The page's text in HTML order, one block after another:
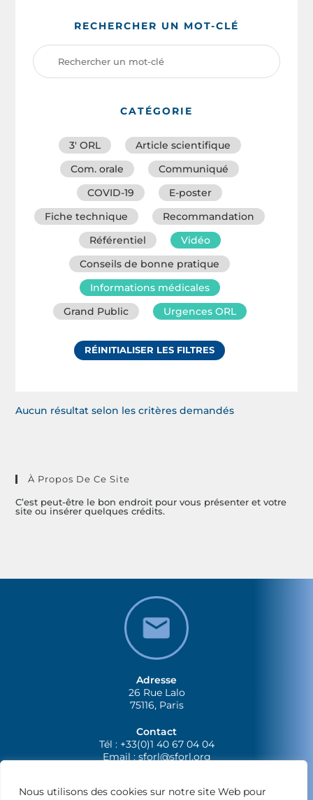
Nous utilisons des cookies sur notre site Web pour
RECHERCHER UN MOT-CLÉ
CATÉGORIE
3′ ORL
Article scientifique
Com. orale
Communiqué
COVID-19
E-poster
Fiche technique
Recommandation
Référentiel
Vidéo
Conseils de bonne pratique
Informations médicales
Grand Public
Urgences ORL
RÉINITIALISER LES FILTRES
Aucun résultat selon les critères demandés
À Propos De Ce Site
C’est peut-être le bon endroit pour vous présenter et votre
site ou insérer quelques crédits.
Adresse
26 Rue Lalo
75116, Paris
Contact
Tél : +33(0)1 40 67 04 04
Email :sforl@sforl.org